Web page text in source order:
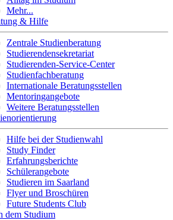
Mehr...
& Hilfe
Zentrale Studienberatung
Studierendensekretariat
Studierenden-Service-Center
Studienfachberatung
Internationale Beratungsstellen
Mentoringangebote
Weitere Beratungsstellen
Hilfe bei der Studienwahl
Study Finder
Erfahrungsberichte
Schülerangebote
Studieren im Saarland
Flyer und Broschüren
Future Students Club
dem Studium